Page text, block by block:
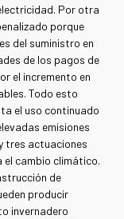
Por otra
porque
del suministro en
de los pagos de
el incremento en
Todo esto
el uso continuado
emisiones
tres actuaciones
el cambio climático.
de
producir
invernadero